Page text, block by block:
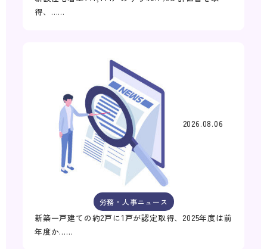
得、……
2026.08.06
労務・人事ニュース
新築一戸建ての約2戸に1戸が認定取得、2025年度は前
年度か……